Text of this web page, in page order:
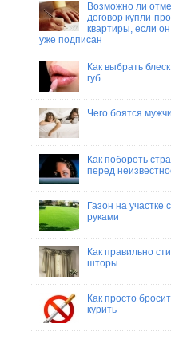
Возможно ли
договор купли-
квартиры, если
уже подписан
Как выбрать
губ
Чего боятся
Как побороть
перед
Газон на участке
руками
Как правильно
шторы
Как просто
курить